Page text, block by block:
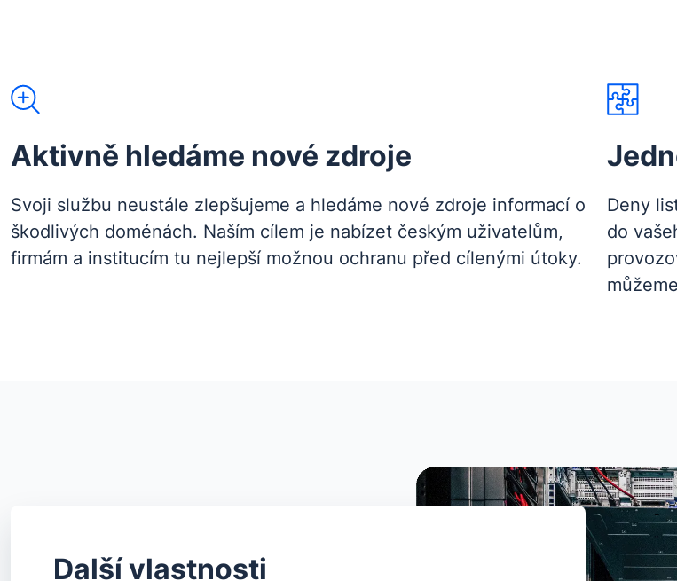
Aktivně hledáme nové zdroje
Svoji službu neustále zlepšujeme a hledáme nové zdroje informací o
škodlivých doménách. Naším cílem je nabízet českým uživatelům,
firmám a institucím tu nejlepší možnou ochranu před cílenými útoky.
Deny
do
Další vlastnosti